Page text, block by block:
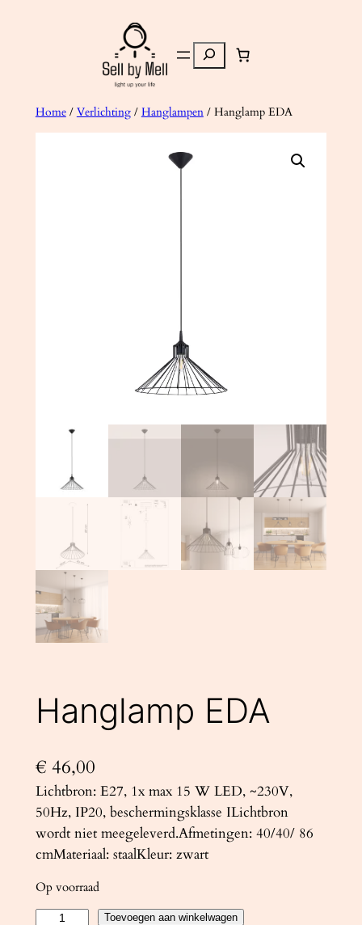
Zoeken
Home/ Verlichting/ Hanglampen/ Hanglamp EDA
Hanglamp EDA
€ 46,00
Lichtbron: E27, 1x max 15 W LED, ~230V,
50Hz, IP20, beschermingsklasse ILichtbron
wordt niet meegeleverd.Afmetingen: 40/40/ 86
cmMateriaal: staalKleur: zwart
Op voorraad
Toevoegen aan winkelwagen